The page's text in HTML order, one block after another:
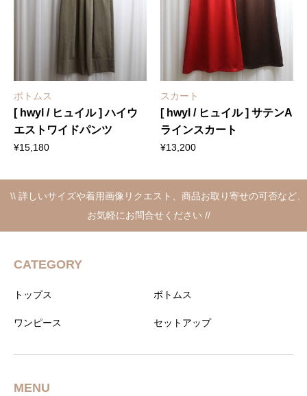
ボトムス
[ hwyl / ヒュイル ] ハイウ
エストワイドパンツ
¥15,180
スカート
[ hwyl / ヒュイル ] サテンA
ラインスカート
¥13,200
\\ 詳しいサイズや着用画像リクエスト、商品お取り寄せの可否など、
お気軽にお問合せください //
CATEGORY
トップス ボトムス
ワンピース セットアップ
MENU